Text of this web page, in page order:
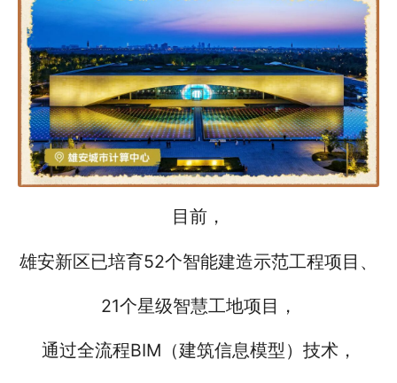
目前，
雄安新区已培育52个智能建造示范工程项目、
21个星级智慧工地项目，
通过全流程BIM（建筑信息模型）技术，